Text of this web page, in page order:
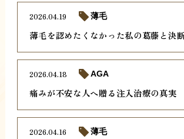
薄毛を認めたくなかった私の葛藤と決
2026.04.19 薄毛
痛みが不安な人へ贈る注入治療の真実
2026.04.18 AGA
2026.04.16 薄毛